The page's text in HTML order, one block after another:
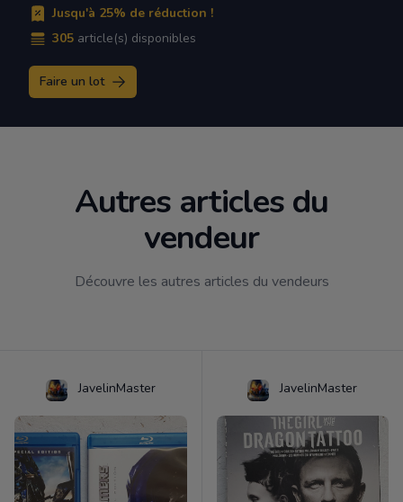
Jusqu'à 25% de réduction !
305 article(s) disponibles
Faire un lot
Autres articles du
vendeur
Découvre les autres articles du vendeurs
JavelinMaster JavelinMaster